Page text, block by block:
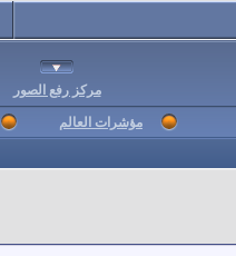
مركز رفع الصور
مؤشرات العالم